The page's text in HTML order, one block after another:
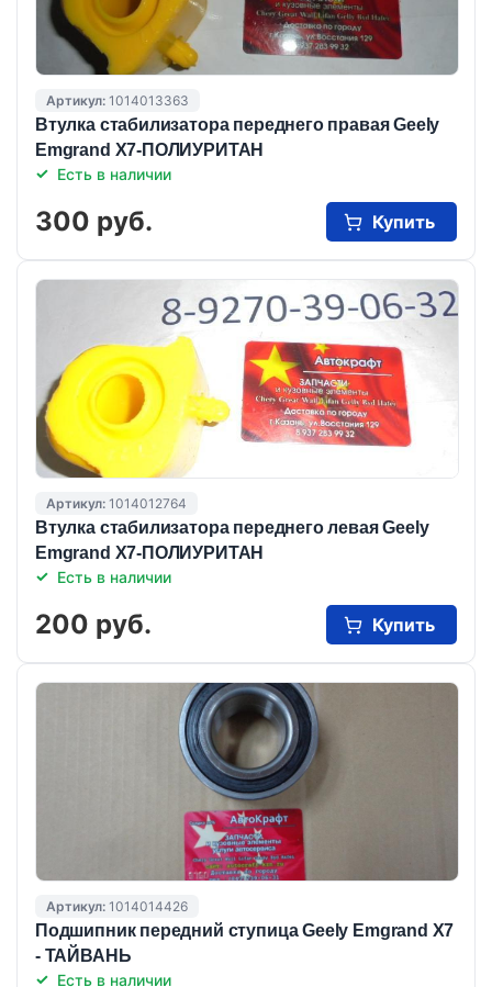
Артикул: 1014013363
Втулка стабилизатора переднего правая Geely
Emgrand X7-ПОЛИУРИТАН
Есть в наличии
300 руб. Купить
Артикул: 1014012764
Втулка стабилизатора переднего левая Geely
Emgrand X7-ПОЛИУРИТАН
Есть в наличии
200 руб. Купить
Артикул: 1014014426
Подшипник передний ступица Geely Emgrand X7
- ТАЙВАНЬ
Есть в наличии